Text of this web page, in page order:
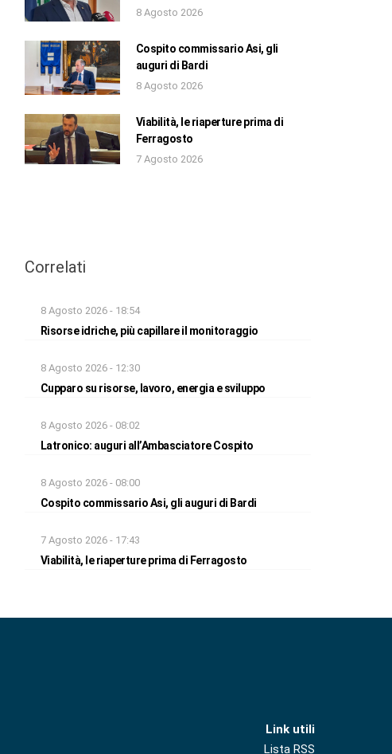
8 Agosto 2026
Cospito commissario Asi, gli
auguri di Bardi
8 Agosto 2026
Viabilità, le riaperture prima di
Ferragosto
7 Agosto 2026
Correlati
8 Agosto 2026 - 18:54
Risorse idriche, più capillare il monitoraggio
8 Agosto 2026 - 12:30
Cupparo su risorse, lavoro, energia e sviluppo
8 Agosto 2026 - 08:02
Latronico: auguri all’Ambasciatore Cospito
8 Agosto 2026 - 08:00
Cospito commissario Asi, gli auguri di Bardi
7 Agosto 2026 - 17:43
Viabilità, le riaperture prima di Ferragosto
Link utili
Lista RSS